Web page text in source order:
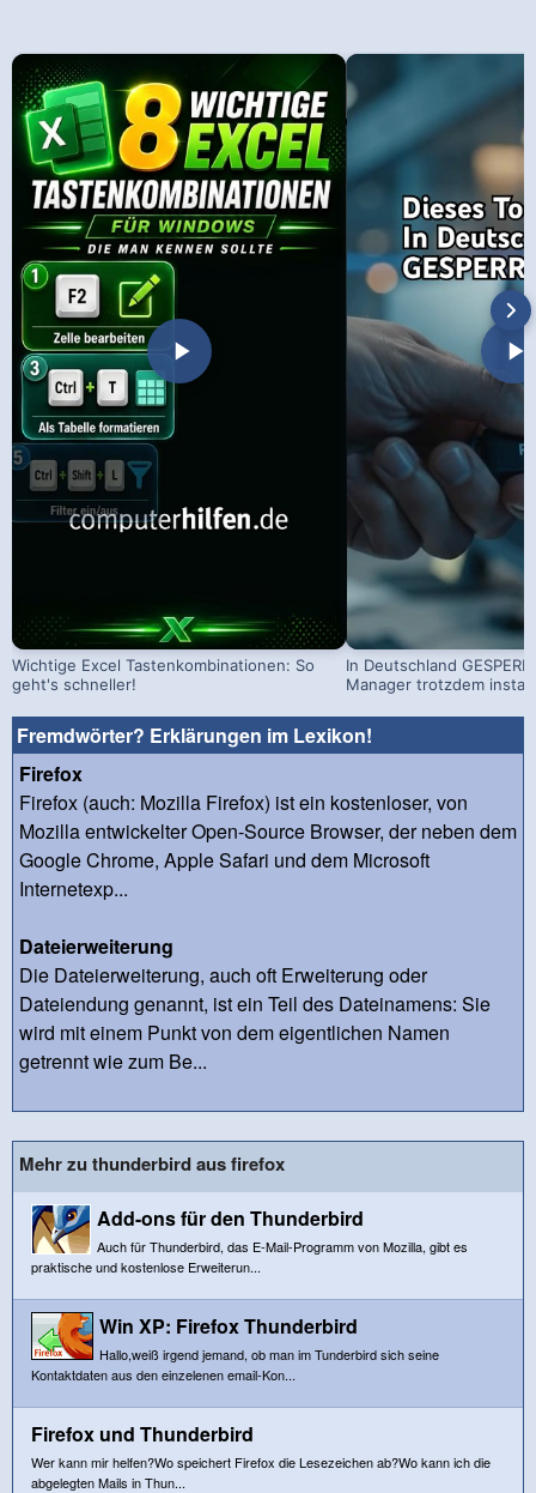
Wichtige Excel Tastenkombinationen: So
geht's schneller!
In Deutschland
Manager trotzdem
Fremdwörter? Erklärungen im Lexikon!
Firefox
Firefox (auch: Mozilla Firefox) ist ein kostenloser, von
Mozilla entwickelter Open-Source Browser, der neben dem
Google Chrome, Apple Safari und dem Microsoft
Internetexp...
Dateierweiterung
Die Dateierweiterung, auch oft Erweiterung oder
Dateiendung genannt, ist ein Teil des Dateinamens: Sie
wird mit einem Punkt von dem eigentlichen Namen
getrennt wie zum Be...
Mehr zu thunderbird aus firefox
Add-ons für den Thunderbird
Auch für Thunderbird, das E-Mail-Programm von Mozilla, gibt es
praktische und kostenlose Erweiterun...
Win XP: Firefox Thunderbird
Hallo,weiß irgend jemand, ob man im Tunderbird sich seine
Kontaktdaten aus den einzelenen email-Kon...
Firefox und Thunderbird
Wer kann mir helfen?Wo speichert Firefox die Lesezeichen ab?Wo kann ich die
abgelegten Mails in Thun...